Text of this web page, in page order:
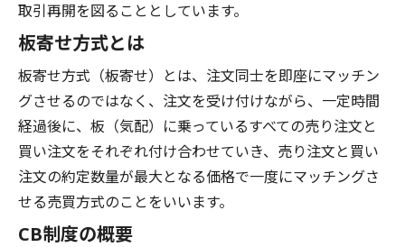
取引再開を図ることとしています。
板寄せ方式とは
板寄せ方式（板寄せ）とは、注文同士を即座にマッチン
グさせるのではなく、注文を受け付けながら、一定時間
経過後に、板（気配）に乗っているすべての売り注文と
買い注文をそれぞれ付け合わせていき、売り注文と買い
注文の約定数量が最大となる価格で一度にマッチングさ
せる売買方式のことをいいます。
CB制度の概要